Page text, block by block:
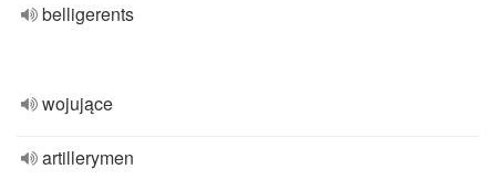
belligerents
wojujące
artillerymen